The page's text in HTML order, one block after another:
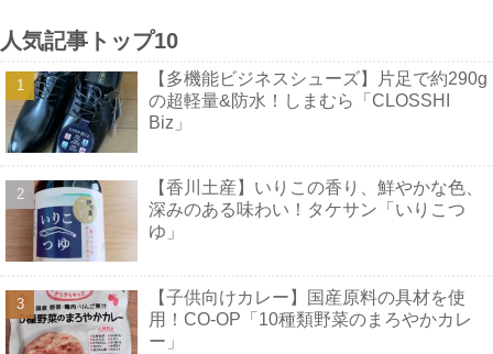
人気記事トップ10
【多機能ビジネスシューズ】片足で約290g
の超軽量&防水！しまむら「CLOSSHI
Biz」
【香川土産】いりこの香り、鮮やかな色、
深みのある味わい！タケサン「いりこつ
ゆ」
【子供向けカレー】国産原料の具材を使
用！CO-OP「10種類野菜のまろやかカレ
ー」